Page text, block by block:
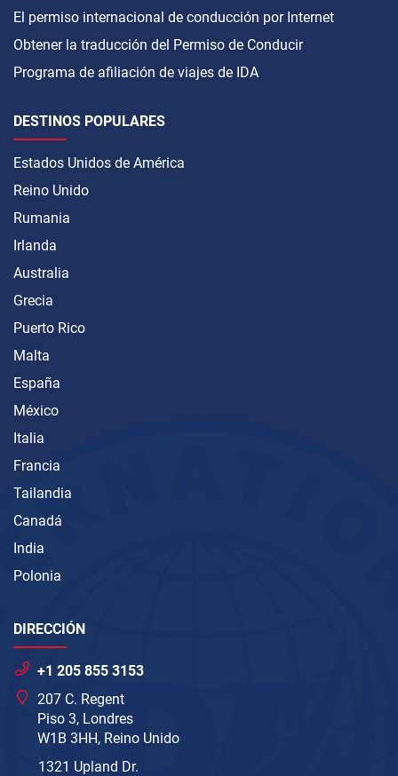
El permiso internacional de conducción por Internet
Obtener la traducción del Permiso de Conducir
Programa de afiliación de viajes de IDA
DESTINOS POPULARES
Estados Unidos de América
Reino Unido
Rumania
Irlanda
Australia
Grecia
Puerto Rico
Malta
España
México
Italia
Francia
Tailandia
Canadá
India
Polonia
DIRECCIÓN
+1 205 855 3153
207 C. Regent
Piso 3, Londres
W1B 3HH, Reino Unido
1321 Upland Dr.